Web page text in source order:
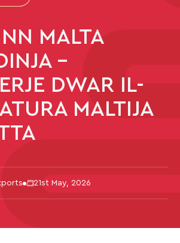
MALTA
–
DWAR IL-
MALTIJA
21st May, 2026